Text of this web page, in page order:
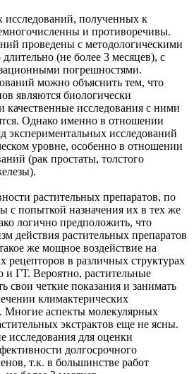
исследований, полученных к
и противоречивы.
проведены с методологическими
(не более 3 месяцев), с
погрешностями.
можно объяснить тем, что
являются биологически
исследования с ними
Однако именно в отношении
экспериментальных исследований
уровне, особенно в отношении
(рак простаты, толстого
растительных препаратов, по
с попыткой назначения их в тех же
логично предположить, что
действия растительных препаратов
же мощное воздействие на
рецепторов в различных структурах
и ГТ. Вероятно, растительные
свои четкие показания и занимать
климактерических
Многие аспекты молекулярных
экстрактов еще не ясны.
исследования для оценки
долгосрочного
т.к. в большинстве работ